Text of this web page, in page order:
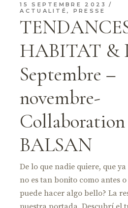
15 SEPTEMBRE 2023
ACTUALITÉ, PRESSE
HABITAT &
Septembre –
novembre-
Collaboration
BALSAN
De lo que nadie quiere, que
no es tan bonito como antes o
puede hacer algo bello? La